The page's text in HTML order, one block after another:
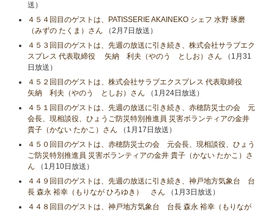
送）
４５４回目のゲストは、PATISSERIE AKAINEKO シェフ 水野 琢磨
（みずの たくま）さん （2月7日放送）
４５３回目のゲストは、先週の放送に引き続き、株式会社サラブエク
スプレス 代表取締役 矢納 利夫（やのう としお）さん （1月31
日放送）
４５２回目のゲストは、株式会社サラブエクスプレス 代表取締役
矢納 利夫（やのう としお）さん （1月24日放送）
４５１回目のゲストは、先週の放送に引き続き、赤穂防災士の会 元
会長、現相談役、ひょうご防災特別推進員 災害ボランティアの金井
貴子（かない たかこ）さん （1月17日放送）
４５０回目のゲストは、赤穂防災士の会 元会長、現相談役、ひょう
ご防災特別推進員 災害ボランティアの金井 貴子（かない たかこ）さ
ん （1月10日放送）
４４９回目のゲストは、先週の放送に引き続き、神戸地方気象台 台
長 森永 裕幸（もりなが ひろゆき） さん （1月3日放送）
４４８回目のゲストは、神戸地方気象台 台長 森永 裕幸（もりなが